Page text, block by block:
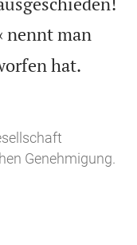
nennt man
hat.
Genehmigung.